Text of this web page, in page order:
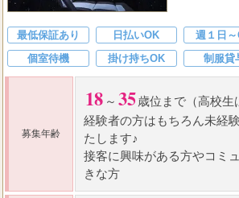
最低保証あり 日払いOK 週１日
個室待機
掛け持ちOK 制服貸
募集年齢
18 ～ 35歳位まで（高校生
経験者の方はもちろん未経
たします♪
接客に興味がある方やコミ
きな方